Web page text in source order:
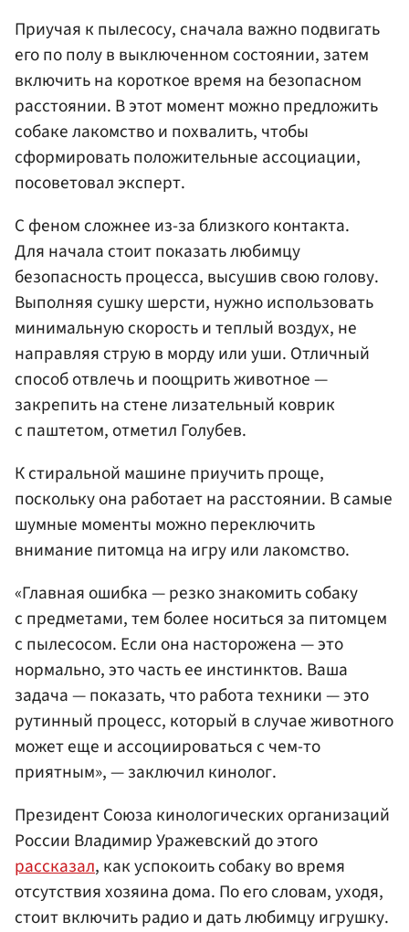
Приучая к пылесосу, сначала важно подвигать
его по полу в выключенном состоянии, затем
включить на короткое время на безопасном
расстоянии. В этот момент можно предложить
собаке лакомство и похвалить, чтобы
сформировать положительные ассоциации,
посоветовал эксперт.
С феном сложнее из-за близкого контакта.
Для начала стоит показать любимцу
безопасность процесса, высушив свою голову.
Выполняя сушку шерсти, нужно использовать
минимальную скорость и теплый воздух, не
направляя струю в морду или уши. Отличный
способ отвлечь и поощрить животное —
закрепить на стене лизательный коврик
с паштетом, отметил Голубев.
К стиральной машине приучить проще,
поскольку она работает на расстоянии. В самые
шумные моменты можно переключить
внимание питомца на игру или лакомство.
«Главная ошибка — резко знакомить собаку
с предметами, тем более носиться за питомцем
с пылесосом. Если она насторожена — это
нормально, это часть ее инстинктов. Ваша
задача — показать, что работа техники — это
рутинный процесс, который в случае животного
может еще и ассоциироваться с чем-то
приятным», — заключил кинолог.
Президент Союза кинологических организаций
России Владимир Уражевский до этого
рассказал, как успокоить собаку во время
отсутствия хозяина дома. По его словам, уходя,
стоит включить радио и дать любимцу игрушку.